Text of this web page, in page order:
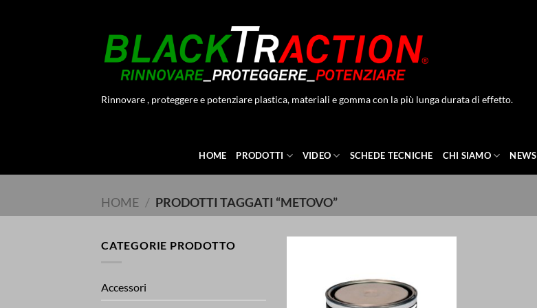
Rinnovare , proteggere e potenziare plastica, materiali e gomma con la più lunga durata di effetto.
HOME PRODOTTI VIDEO SCHEDE TECNICHE CHI SIAMO NEWS
HOME / PRODOTTI TAGGATI “METOVO”
CATEGORIE PRODOTTO
Accessori